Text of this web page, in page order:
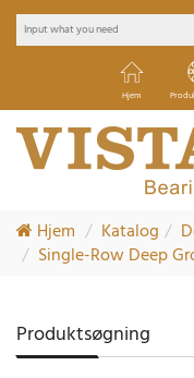
Hjem
Hjem Katalog
Single-Row Deep
Produktsøgning